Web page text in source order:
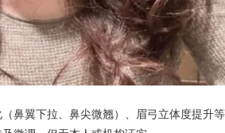
鼻翼下拉、鼻尖微翘）、眉弓立体度提升等